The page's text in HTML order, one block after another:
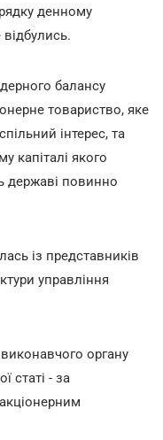
денному
відбулись.
балансу
товариство, яке
інтерес, та
капіталі якого
державі повинно
із представників
управління
органу
статі - за